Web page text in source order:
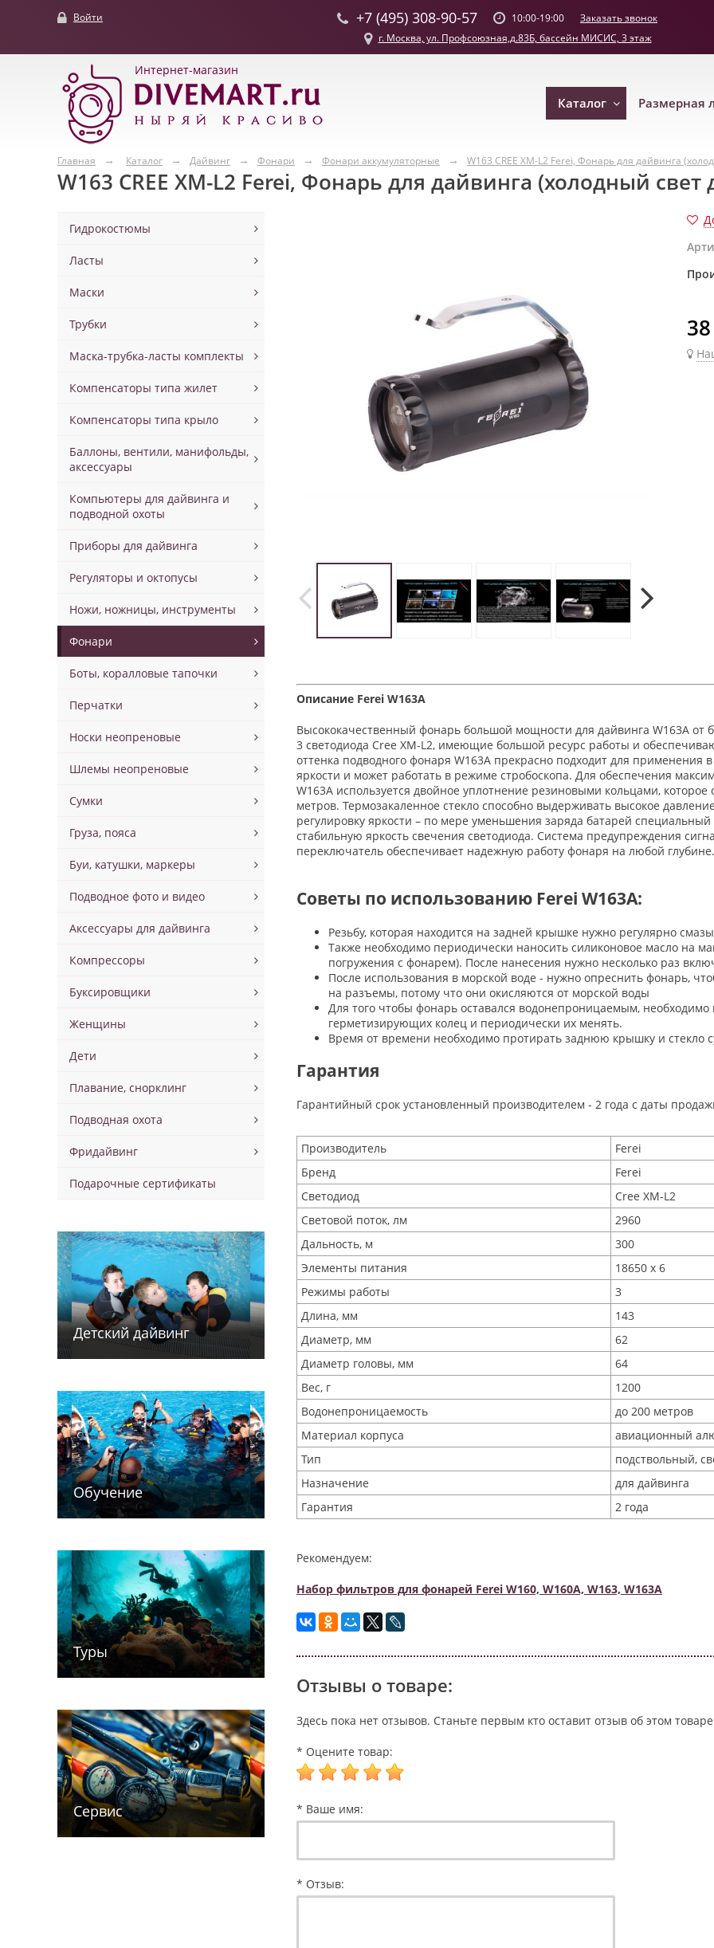
Войти +7 (495) 308-90-57 10:00-19:00
Заказать звонок
г. Москва, ул. Профсоюзная,д.83Б, бассейн МИСИС, 3 этаж
Интернет-магазин
Каталог Размерная
Главная Каталог Дайвинг Фонари Фонари аккумуляторные W163 CREE XM-L2 Ferei, Фонарь для дайвинга
W163 CREE XM-L2 Ferei, Фонарь для дайвинга (холодный свет
Гидрокостюмы
Ласты
Маски
Трубки
Маска-трубка-ласты комплекты
Компенсаторы типа жилет
Компенсаторы типа крыло
Баллоны, вентили, манифольды,
аксессуары
Компьютеры для дайвинга и
подводной охоты
Приборы для дайвинга
Регуляторы и октопусы
Ножи, ножницы, инструменты
Фонари
Боты, коралловые тапочки
Перчатки
Носки неопреновые
Шлемы неопреновые
Сумки
Груза, пояса
Буи, катушки, маркеры
Подводное фото и видео
Аксессуары для дайвинга
Компрессоры
Буксировщики
Женщины
Дети
Плавание, снорклинг
Подводная охота
Фридайвинг
Подарочные сертификаты
Детский дайв­­инг
Обучение
Туры
Сервис
Описание Ferei W163A
Высококачественный фонарь большой мощности для дайвинга W163A от
3 светодиода Cree XM-L2, имеющие большой ресурс работы и
оттенка подводного фонаря W163A прекрасно подходит для
яркости и может работать в режиме стробоскопа. Для обеспечения
W163A используется двойное уплотнение резиновыми кольцами,
метров. Термозакаленное стекло способно выдерживать высокое
регулировку яркости – по мере уменьшения заряда батарей
стабильную яркость свечения светодиода. Система предупреждения
переключатель обеспечивает надежную работу фонаря на любой глубине.
Советы по использованию Ferei W163A:
Резьбу, которая находится на задней крышке нужно регулярно
Также необходимо периодически наносить силиконовое масло на
погружения с фонарем). После нанесения нужно несколько раз
После использования в морской воде - нужно опреснить фонарь,
на разъемы, потому что они окисляются от морской воды
Для того чтобы фонарь оставался водонепроницаемым, необходимо
герметизирующих колец и периодически их менять.
Время от времени необходимо протирать заднюю крышку и стекло
Гарантия
Гарантийный срок установленный производителем - 2 года с даты
Производитель
Ferei
Бренд
Ferei
Светодиод
Cree XM-L2
Световой поток, лм
2960
Дальность, м
300
Элементы питания
18650 x 6
Режимы работы
3
Длина, мм
143
Диаметр, мм
62
Диаметр головы, мм
64
Вес, г
1200
Водонепроницаемость
до 200 метров
Материал корпуса
авиационный
Тип
подствольный,
Назначение
для дайвинга
Гарантия
2 года
Рекомендуем:
Набор фильтров для фонарей Ferei W160, W160A, W163, W163A
Отзывы о товаре:
Здесь пока нет отзывов. Станьте первым кто оставит отзыв об этом
* Оцените товар:
* Ваше имя:
* Отзыв: